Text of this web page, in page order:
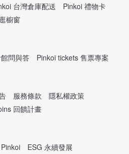
台灣倉庫配送
Pinkoi 禮物卡
櫥窗
問與答 Pinkoi tickets 售票專案
服務條款
隱私權政策
回饋計畫
ESG 永續發展